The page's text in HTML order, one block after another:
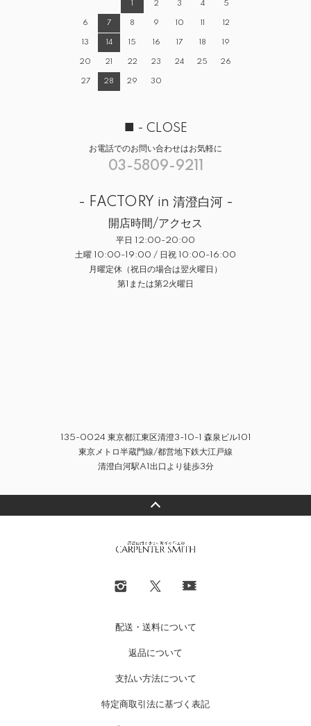
1 2 3 4 5
6 7 8 9 10 11 12
13 14 15 16 17 18 19
20 21 22 23 24 25 26
27 28 29 30
■ - CLOSE
お電話でのお問い合わせはお気軽に
03-5809-9211
- FACTORY in 清澄白河 -
開店時間/アクセス
平日 12:00-20:00
土曜 10:00-19:00 / 日祝 10:00-16:00
月曜定休（祝日の場合は翌火曜日）
第1または第2火曜日
135-0024 東京都江東区清澄3-10-1 森泉ビル101
東京メトロ半蔵門線/都営地下鉄大江戸線
清澄白河駅A1出口より徒歩3分
配送・送料について
返品について
支払い方法について
特定商取引法に基づく表記